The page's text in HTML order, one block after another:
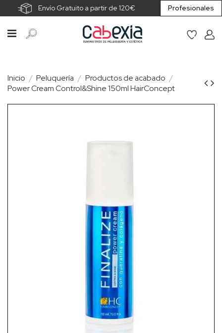
Envío Gratuito a partir de 120€ Profesionales
Inicio Peluquería
Productos de acabado
Power Cream Control&Shine 150ml HairConcept